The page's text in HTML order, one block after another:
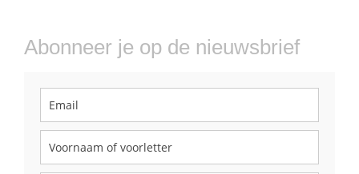
Abonneer je op de nieuwsbrief